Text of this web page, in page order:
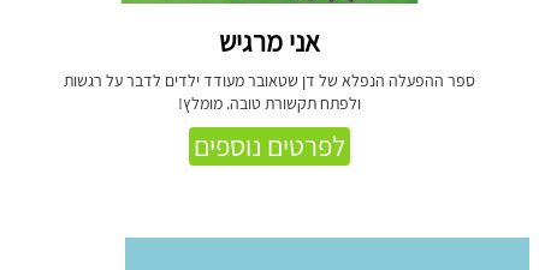
אני מרגיש
ספר ההפעלה הנפלא של דן שטאובר מעודד ילדים לדבר על רגשות
ולפתח תקשורת טובה. מומלץ!
לפרטים נוספים